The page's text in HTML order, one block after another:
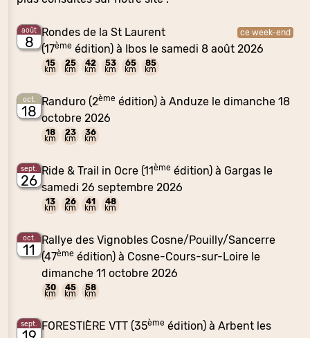
août
8
ce week-end
Rondes de la St Laurent
(17ème édition) à Ibos le samedi 8 août 2026
15
km
25
km
42
km
53
km
65
km
85
km
oct.
18
Randuro (2ème édition) à Anduze le dimanche 18
octobre 2026
18
km
23
km
36
km
sept.
26
Ride & Trail in Ocre (11ème édition) à Gargas le
samedi 26 septembre 2026
13
km
26
km
41
km
48
km
oct.
11
Rallye des Vignobles Cosne/Pouilly/Sancerre
(47ème édition) à Cosne-Cours-sur-Loire le
dimanche 11 octobre 2026
30
km
45
km
58
km
sept. FORESTIÈRE VTT (35ème édition) à Arbent les